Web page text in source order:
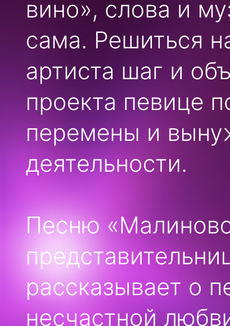
вино», слова и
сама. Решиться
артиста шаг и
проекта певице
перемены и
деятельности.
Песню
рассказывает о
несчастной